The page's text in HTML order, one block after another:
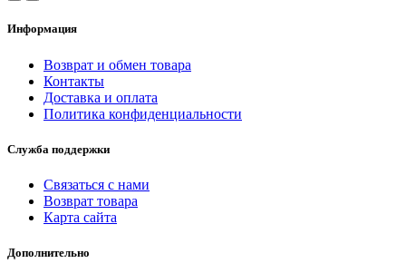
Информация
Возврат и обмен товара
Контакты
Доставка и оплата
Политика конфиденциальности
Служба поддержки
Связаться с нами
Возврат товара
Карта сайта
Дополнительно